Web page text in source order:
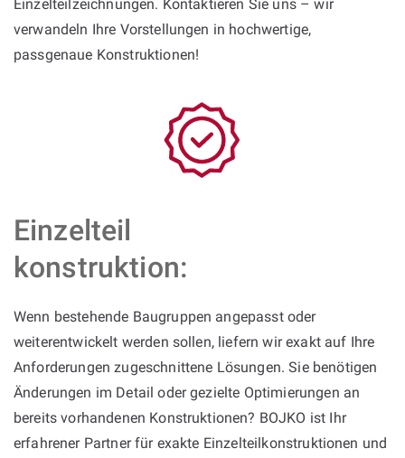
Einzelteilzeichnungen. Kontaktieren Sie uns – wir
verwandeln Ihre Vorstellungen in hochwertige,
passgenaue Konstruktionen!
Einzelteil
konstruktion:
Wenn bestehende Baugruppen angepasst oder
weiterentwickelt werden sollen, liefern wir exakt auf Ihre
Anforderungen zugeschnittene Lösungen. Sie benötigen
Änderungen im Detail oder gezielte Optimierungen an
bereits vorhandenen Konstruktionen? BOJKO ist Ihr
erfahrener Partner für exakte Einzelteilkonstruktionen und